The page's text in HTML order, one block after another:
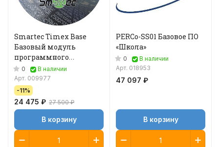
Smartec Timex Base
Базовый модуль
программного
обеспечения
0
В наличии
Арт. 009977
-11%
24 475 ₽ 27 500 ₽
В корзину
PERCo-SS01 Базовое ПО
«Школа»
0
В наличии
Арт. 018953
47 097 ₽
В корзину